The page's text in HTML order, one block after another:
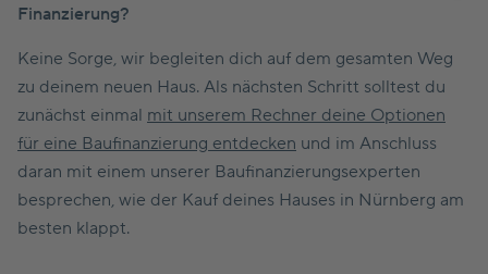
Finanzierung?
Keine Sorge, wir begleiten dich auf dem gesamten Weg
zu deinem neuen Haus. Als nächsten Schritt solltest du
zunächst einmal mit unserem Rechner deine Optionen
für eine Baufinanzierung entdecken und im Anschluss
daran mit einem unserer Baufinanzierungsexperten
besprechen, wie der Kauf deines Hauses in Nürnberg am
besten klappt.